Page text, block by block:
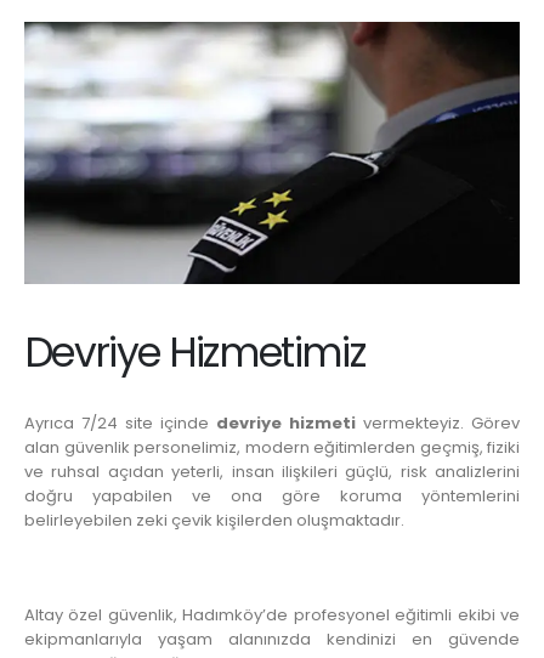
Devriye Hizmetimiz
Ayrıca 7/24 site içinde devriye hizmeti vermekteyiz. Görev
alan güvenlik personelimiz, modern eğitimlerden geçmiş, fiziki
ve ruhsal açıdan yeterli, insan ilişkileri güçlü, risk analizlerini
doğru yapabilen ve ona göre koruma yöntemlerini
belirleyebilen zeki çevik kişilerden oluşmaktadır.
Altay özel güvenlik, Hadımköy’de profesyonel eğitimli ekibi ve
ekipmanlarıyla yaşam alanınızda kendinizi en güvende